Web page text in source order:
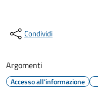
Condividi
Argomenti
Accesso all'informazione